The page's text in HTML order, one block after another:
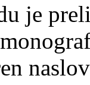
je